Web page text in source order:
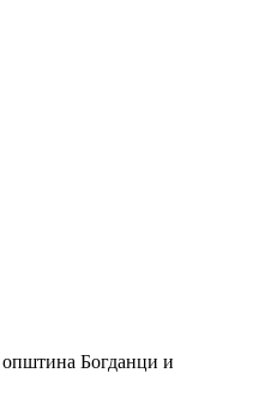
општина Богданци и